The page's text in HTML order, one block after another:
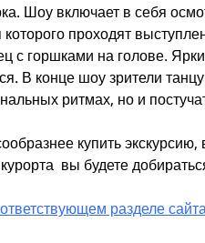
Шоу включает в себя
проходят
с горшками на голове.
В конце шоу зрители
ритмах, но и
купить
вы будете
разделе